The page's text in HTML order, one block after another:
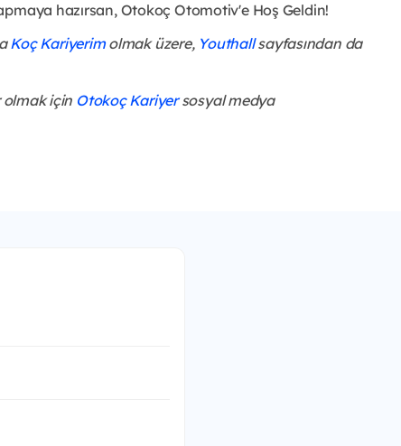
hazırsan, Otokoç Otomotiv'e Hoş Geldin!
Koç Kariyerimolmak üzere, Youthallsayfasından da
olmak için Otokoç Kariyersosyal medya